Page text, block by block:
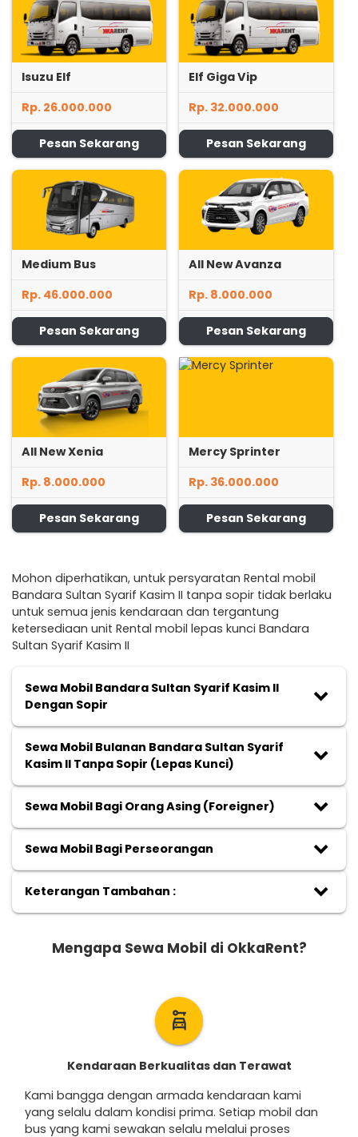
Isuzu Elf
Rp. 26.000.000
Pesan Sekarang
Elf Giga Vip
Rp. 32.000.000
Pesan Sekarang
Medium Bus
Rp. 46.000.000
Pesan Sekarang
All New Avanza
Rp. 8.000.000
Pesan Sekarang
All New Xenia
Rp. 8.000.000
Pesan Sekarang
Mercy Sprinter
Rp. 36.000.000
Pesan Sekarang
Mohon diperhatikan, untuk persyaratan Rental mobil
Bandara Sultan Syarif Kasim II tanpa sopir tidak berlaku
untuk semua jenis kendaraan dan tergantung
ketersediaan unit Rental mobil lepas kunci Bandara
Sultan Syarif Kasim II
Sewa Mobil Bandara Sultan Syarif Kasim II
Dengan Sopir
keyboard_arrow_down
Sewa Mobil Bulanan Bandara Sultan Syarif
Kasim II Tanpa Sopir (Lepas Kunci)
keyboard_arrow_down
Sewa Mobil Bagi Orang Asing (Foreigner) keyboard_arrow_down
Sewa Mobil Bagi Perseorangan keyboard_arrow_down
Keterangan Tambahan : keyboard_arrow_down
Mengapa Sewa Mobil di OkkaRent?
car_rental
Kendaraan Berkualitas dan Terawat
Kami bangga dengan armada kendaraan kami
yang selalu dalam kondisi prima. Setiap mobil dan
bus yang kami sewakan selalu melalui proses